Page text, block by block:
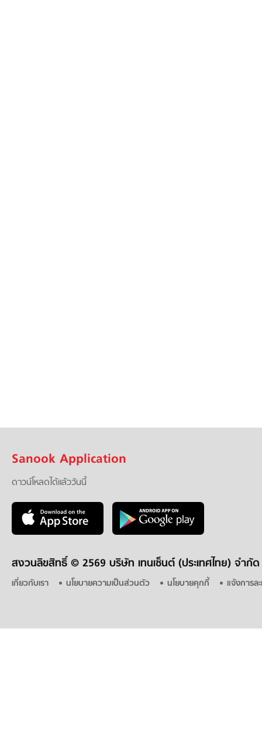
Sanook Application
ดาวน์โหลดได้แล้ววันนี้
สงวนลิขสิทธิ์ © 2569 บริษัท เทนเซ็นต์ (ประเทศไทย) จำกัด
เกี่ยวกับเรา นโยบายความเป็นส่วนตัว นโยบายคุกกี้ แจ้งการล